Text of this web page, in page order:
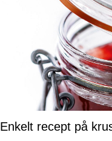
Enkelt recept på